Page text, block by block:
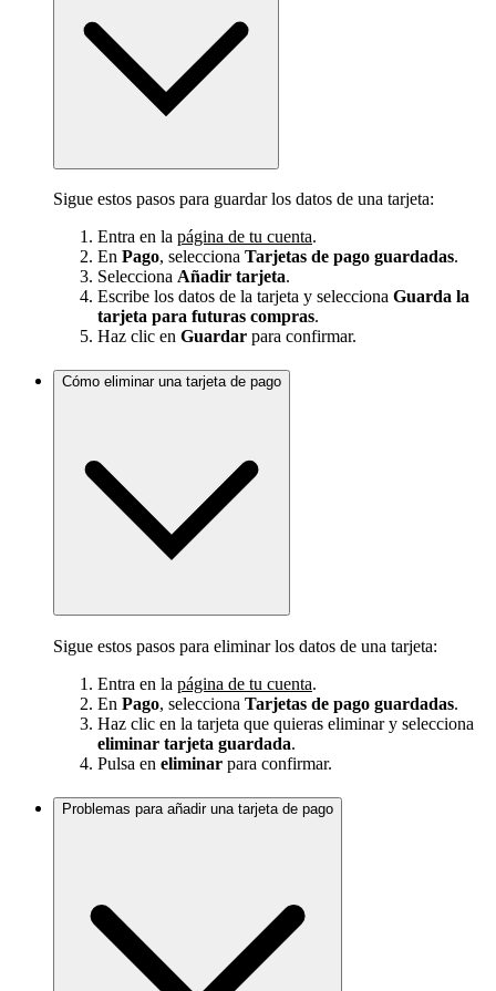
Sigue estos pasos para guardar los datos de una tarjeta:
Entra en la página de tu cuenta.
En Pago, selecciona Tarjetas de pago guardadas.
Selecciona Añadir tarjeta.
Escribe los datos de la tarjeta y selecciona Guarda la
tarjeta para futuras compras.
Haz clic en Guardar para confirmar.
Cómo eliminar una tarjeta de pago
Sigue estos pasos para eliminar los datos de una tarjeta:
Entra en la página de tu cuenta.
En Pago, selecciona Tarjetas de pago guardadas.
Haz clic en la tarjeta que quieras eliminar y selecciona
eliminar tarjeta guardada.
Pulsa en eliminar para confirmar.
Problemas para añadir una tarjeta de pago